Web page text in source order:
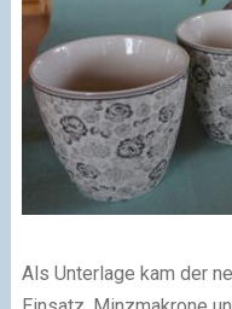
Als Unterlage kam der